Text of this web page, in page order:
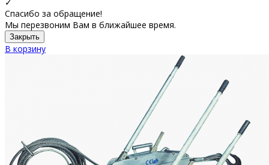
Спасибо за обращение!
Мы перезвоним Вам в ближайшее время.
Закрыть
В корзину